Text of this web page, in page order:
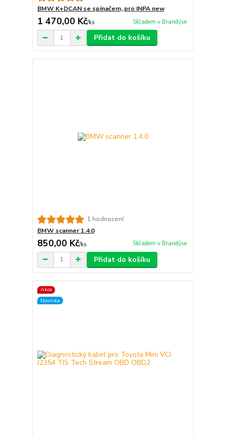
BMW K+DCAN se spínačem, pro INPA new
1 470,00 Kč/ks Skladem v Brandýse
Přidat do košíku
1 hodnocení
BMW scanner 1.4.0
850,00 Kč/ks Skladem v Brandýse
Přidat do košíku
Akce
Novinka